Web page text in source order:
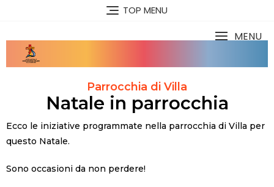
TOP MENU
MENU
Parrocchia di Villa
Natale in parrocchia
Ecco le iniziative programmate nella parrocchia di Villa per
questo Natale.
Sono occasioni da non perdere!